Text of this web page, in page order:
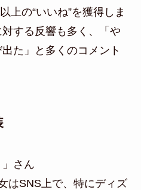
上の“いいね”を獲得しま
する反響も多く、「や
た」と多くのコメント
さん
はSNS上で、特にディズ